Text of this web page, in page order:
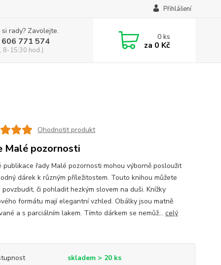
Přihlášení
rady? Zavolejte.
771 574
8-15:30 hod.)
0ks
za 0 Kč
Ohodnotit produkt
Malé pozornosti
publikace řady Malé pozornosti mohou výborně posloužit
dárek k různým příležitostem. Touto knihou můžete
či pohladit hezkým slovem na duši. Knížky
formátu mají elegantní vzhled. Obálky jsou matně
a s parciálním lakem. Tímto dárkem se nemůž... celý
skladem > 20 ks